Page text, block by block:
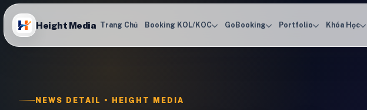
Height Media Trang Chủ Booking KOL/KOC GoBooking Portfolio Khóa Học
NEWS DETAIL • HEIGHT MEDIA